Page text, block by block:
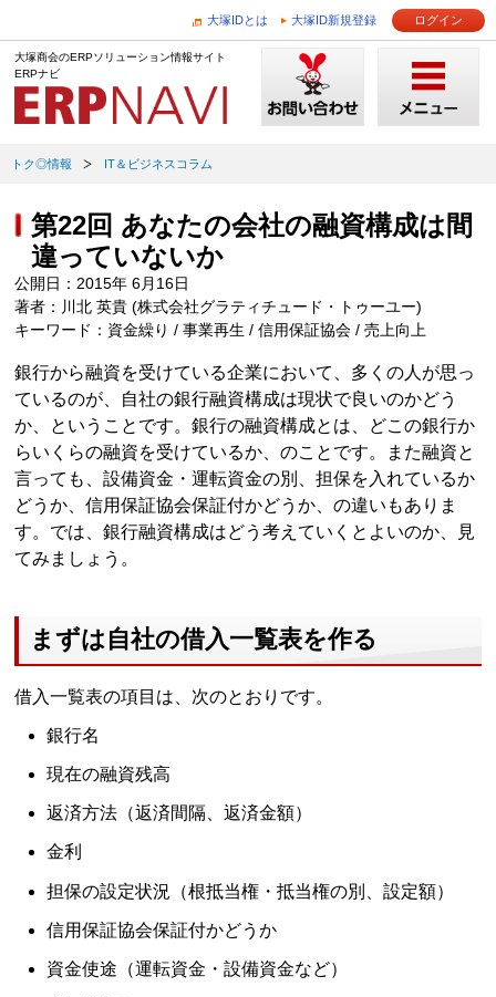
大塚IDとは 大塚ID新規登録 ログイン
大塚商会のERPソリューション情報サイト
ERPナビ
トク◎情報 IT＆ビジネスコラム
第22回 あなたの会社の融資構成は間
違っていないか
公開日：2015年 6月16日
著者：川北 英貴 (株式会社グラティチュード・トゥーユー)
キーワード：資金繰り / 事業再生 / 信用保証協会 / 売上向上
銀行から融資を受けている企業において、多くの人が思っ
ているのが、自社の銀行融資構成は現状で良いのかどう
か、ということです。銀行の融資構成とは、どこの銀行か
らいくらの融資を受けているか、のことです。また融資と
言っても、設備資金・運転資金の別、担保を入れているか
どうか、信用保証協会保証付かどうか、の違いもありま
す。では、銀行融資構成はどう考えていくとよいのか、見
てみましょう。
まずは自社の借入一覧表を作る
借入一覧表の項目は、次のとおりです。
銀行名
現在の融資残高
返済方法（返済間隔、返済金額）
金利
担保の設定状況（根抵当権・抵当権の別、設定額）
信用保証協会保証付かどうか
資金使途（運転資金・設備資金など）